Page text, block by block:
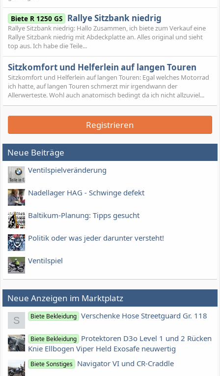
Biete R 1250 GS Rallye Sitzbank niedrig
Rallye Sitzbank niedrig: Hallo Zusammen, ich biete zum Verkauf eine
Rallye Sitzbank niedrig mit Abdeckplatte an. Alles original und sieht
top aus. Ich habe die Teile...
Sitzkomfort und Helferlein auf langen Touren
Sitzkomfort und Helferlein auf langen Touren: Egal welches Motorrad
ich hatte, auf langen Touren schmerzt mir irgendwann der
Allerwerteste. Wohl auch anatomisch bedingt da ich nicht allzuviel...
Registrieren
Neue Beiträge
Ventilspielveränderung
Nadellager HAG - Schwinge defekt
Baltikum-Planung: Tipps gesucht
Politik oder was jeder darunter versteht!
Ventilspiel
Neue Anzeigen im Marktplatz
S Biete Bekleidung Verschenke Hose Streetguard Gr. 118
Biete Bekleidung Protektoren D3o Level 1 und 2 Rücken
Knie Ellbogen Viper Held Exosafe neuwertig
Biete Sonstiges Navigator VI und CR-Craddle